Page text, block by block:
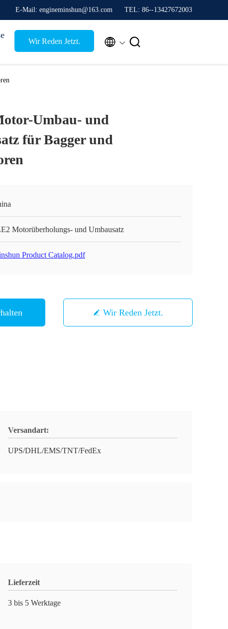
E-Mail: engineminshun@163.com TEL: 86--13427672003
Wir Reden Jetzt.  
Umbau- und
für Bagger und
Motorüberholungs- und Umbausatz
Product Catalog.pdf
Wir Reden Jetzt.
Versandart:
UPS/DHL/EMS/TNT/FedEx
Lieferzeit
3 bis 5 Werktage